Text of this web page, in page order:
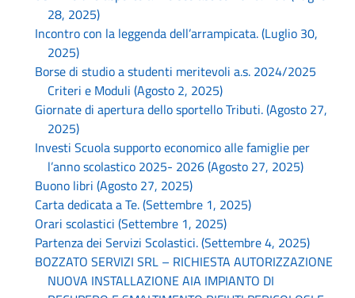
28, 2025)
Incontro con la leggenda dell’arrampicata. (Luglio 30,
2025)
Borse di studio a studenti meritevoli a.s. 2024/2025
Criteri e Moduli (Agosto 2, 2025)
Giornate di apertura dello sportello Tributi. (Agosto 27,
2025)
Investi Scuola supporto economico alle famiglie per
l’anno scolastico 2025- 2026 (Agosto 27, 2025)
Buono libri (Agosto 27, 2025)
Carta dedicata a Te. (Settembre 1, 2025)
Orari scolastici (Settembre 1, 2025)
Partenza dei Servizi Scolastici. (Settembre 4, 2025)
BOZZATO SERVIZI SRL – RICHIESTA AUTORIZZAZIONE
NUOVA INSTALLAZIONE AIA IMPIANTO DI